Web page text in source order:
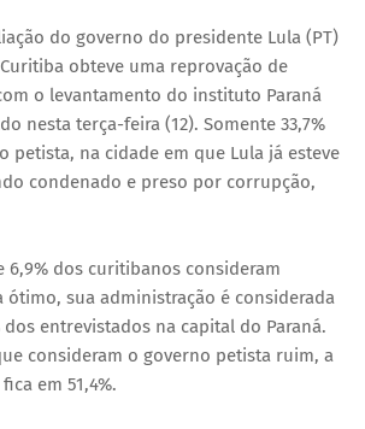
do governo do presidente Lula (PT)
obteve uma reprovação de
o levantamento do instituto Paraná
nesta terça-feira (12). Somente 33,7%
petista, na cidade em que Lula já esteve
condenado e preso por corrupção,
6,9% dos curitibanos consideram
ótimo, sua administração é considerada
dos entrevistados na capital do Paraná.
consideram o governo petista ruim, a
em 51,4%.